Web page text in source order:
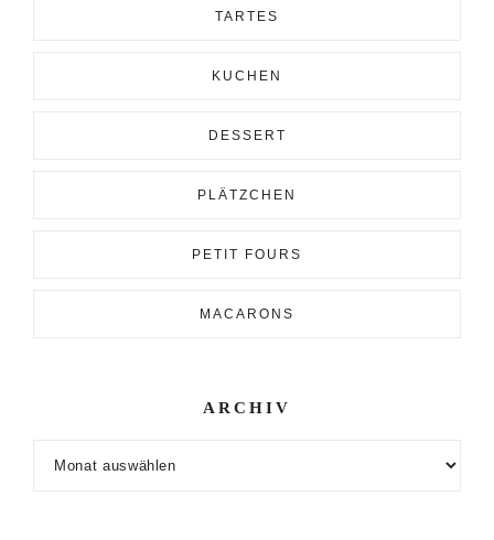
TARTES
KUCHEN
DESSERT
PLÄTZCHEN
PETIT FOURS
MACARONS
ARCHIV